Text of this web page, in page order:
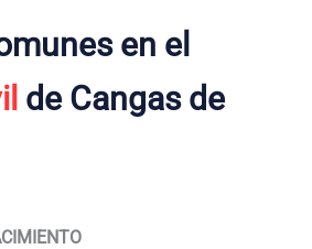
en el
de Cangas de